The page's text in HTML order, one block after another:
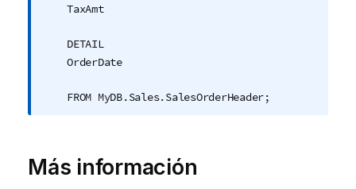
TaxAmt
DETAIL
OrderDate
FROM MyDB.Sales.SalesOrderHeader;
Más información